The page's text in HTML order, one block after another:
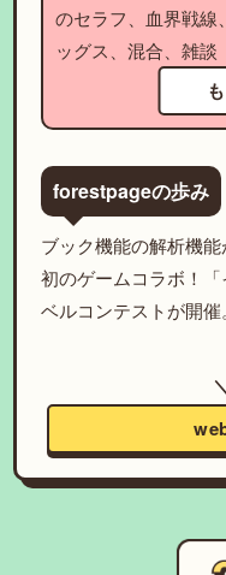
のセラフ、血界戦線
ッグス、混合、雑談
forestpageの歩み
ブック機能の解析機能
初のゲームコラボ！
ベルコンテストが開催。